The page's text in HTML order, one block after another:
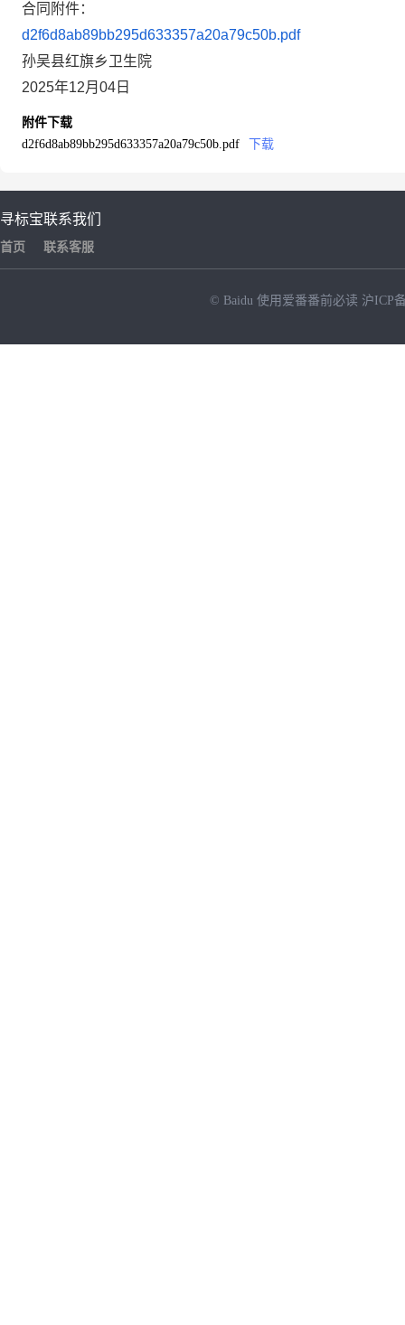
合同附件：
d2f6d8ab89bb295d633357a20a79c50b.pdf
孙吴县红旗乡卫生院
2025年12月04日
附件下载
d2f6d8ab89bb295d633357a20a79c50b.pdf
下载
寻标宝
首页
联系我们
联系客服
© Baidu 使用爱番番前必读 沪ICP